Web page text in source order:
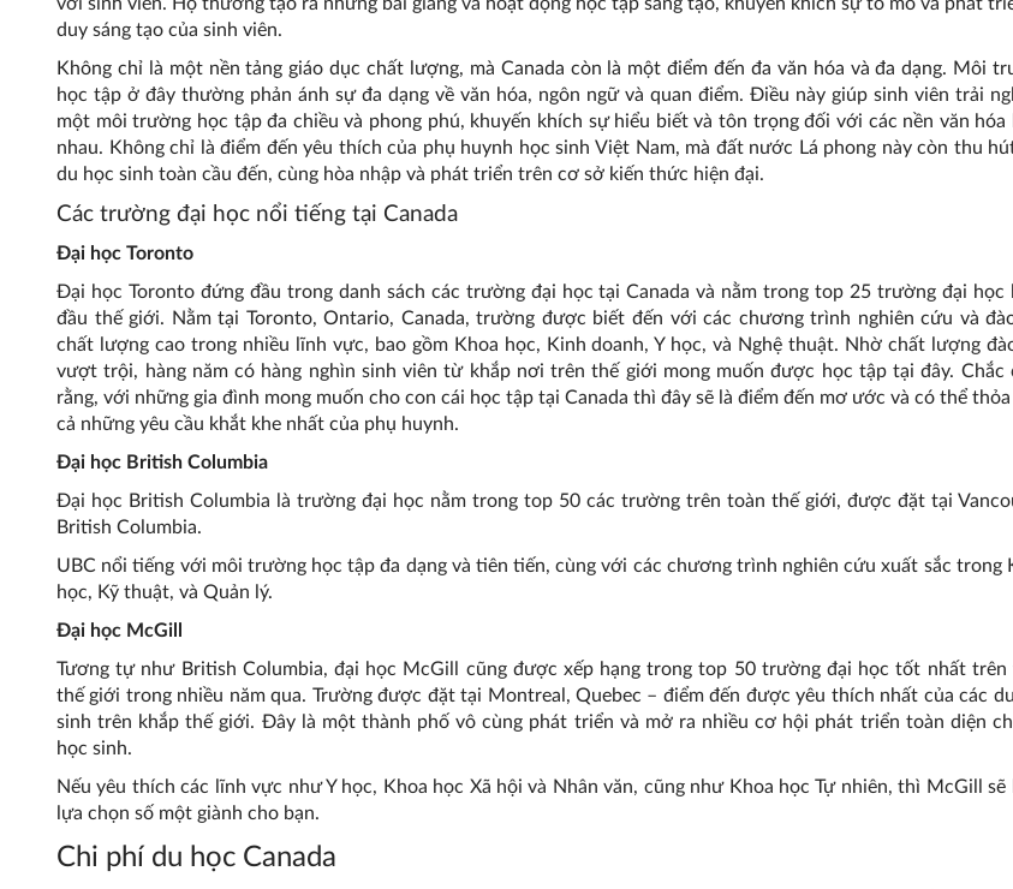
duy sáng tạo của sinh viên.
Không chỉ là một nền tảng giáo dục chất lượng, mà Canada còn là một điểm đến đa văn hóa và đa dạng. Môi
học tập ở đây thường phản ánh sự đa dạng về văn hóa, ngôn ngữ và quan điểm. Điều này giúp sinh viên trải
một môi trường học tập đa chiều và phong phú, khuyến khích sự hiểu biết và tôn trọng đối với các nền văn hóa
nhau. Không chỉ là điểm đến yêu thích của phụ huynh học sinh Việt Nam, mà đất nước Lá phong này còn thu
du học sinh toàn cầu đến, cùng hòa nhập và phát triển trên cơ sở kiến thức hiện đại.
Các trường đại học nổi tiếng tại Canada
Đại học Toronto
Đại học Toronto đứng đầu trong danh sách các trường đại học tại Canada và nằm trong top 25 trường đại học
đầu thế giới. Nằm tại Toronto, Ontario, Canada, trường được biết đến với các chương trình nghiên cứu và
chất lượng cao trong nhiều lĩnh vực, bao gồm Khoa học, Kinh doanh, Y học, và Nghệ thuật. Nhờ chất lượng
vượt trội, hàng năm có hàng nghìn sinh viên từ khắp nơi trên thế giới mong muốn được học tập tại đây. Chắc
rằng, với những gia đình mong muốn cho con cái học tập tại Canada thì đây sẽ là điểm đến mơ ước và có thể thỏa
cả những yêu cầu khắt khe nhất của phụ huynh.
Đại học British Columbia
Đại học British Columbia là trường đại học nằm trong top 50 các trường trên toàn thế giới, được đặt tại
British Columbia.
UBC nổi tiếng với môi trường học tập đa dạng và tiên tiến, cùng với các chương trình nghiên cứu xuất sắc trong
học, Kỹ thuật, và Quản lý.
Đại học McGill
Tương tự như British Columbia, đại học McGill cũng được xếp hạng trong top 50 trường đại học tốt nhất trên
thế giới trong nhiều năm qua. Trường được đặt tại Montreal, Quebec – điểm đến được yêu thích nhất của các
sinh trên khắp thế giới. Đây là một thành phố vô cùng phát triển và mở ra nhiều cơ hội phát triển toàn diện
học sinh.
Nếu yêu thích các lĩnh vực như Y học, Khoa học Xã hội và Nhân văn, cũng như Khoa học Tự nhiên, thì McGill sẽ
lựa chọn số một giành cho bạn.
Chi phí du học Canada